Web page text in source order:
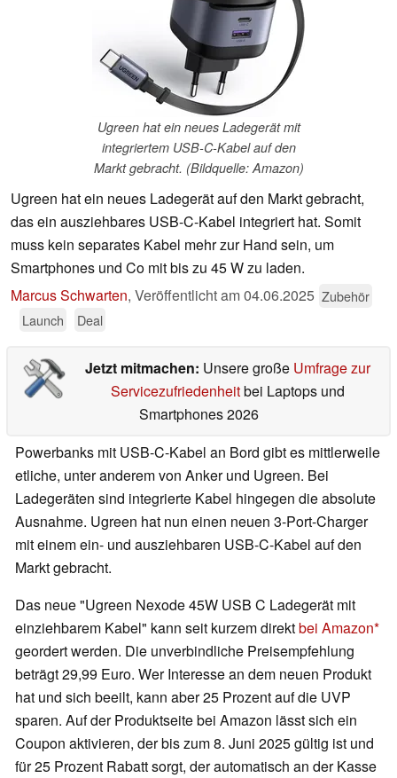
Ugreen hat ein neues Ladegerät mit
integriertem USB-C-Kabel auf den
Markt gebracht. (Bildquelle: Amazon)
Ugreen hat ein neues Ladegerät auf den Markt gebracht,
das ein ausziehbares USB-C-Kabel integriert hat. Somit
muss kein separates Kabel mehr zur Hand sein, um
Smartphones und Co mit bis zu 45 W zu laden.
Marcus Schwarten, Veröffentlicht am04.06.2025 Zubehör
Launch
Deal
Jetzt mitmachen: Unsere große Umfrage zur
Servicezufriedenheitbei Laptops und
Smartphones 2026
Powerbanks mit USB-C-Kabel an Bord gibt es mittlerweile
etliche, unter anderem von Anker und Ugreen. Bei
Ladegeräten sind integrierte Kabel hingegen die absolute
Ausnahme. Ugreen hat nun einen neuen 3-Port-Charger
mit einem ein- und ausziehbaren USB-C-Kabel auf den
Markt gebracht.
Das neue "Ugreen Nexode 45W USB C Ladegerät mit
einziehbarem Kabel" kann seit kurzem direktbei Amazon
geordert werden. Die unverbindliche Preisempfehlung
beträgt 29,99 Euro. Wer Interesse an dem neuen Produkt
hat und sich beeilt, kann aber 25 Prozent auf die UVP
sparen. Auf der Produktseite bei Amazon lässt sich ein
Coupon aktivieren, der bis zum 8. Juni 2025 gültig ist und
für 25 Prozent Rabatt sorgt, der automatisch an der Kasse